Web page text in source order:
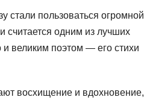
стали пользоваться огромной
считается одним из лучших
великим поэтом — его стихи
восхищение и вдохновение,